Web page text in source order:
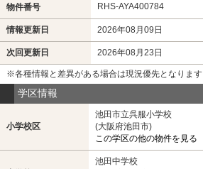
物件番号 RHS-AYA400784
情報更新日 2026年08月09日
次回更新日 2026年08月23日
※各種情報と差異がある場合は現況優先となります
学区情報
小学校区
池田市立呉服小学校
(大阪府池田市)
この学区の他の物件を見る
池田中学校